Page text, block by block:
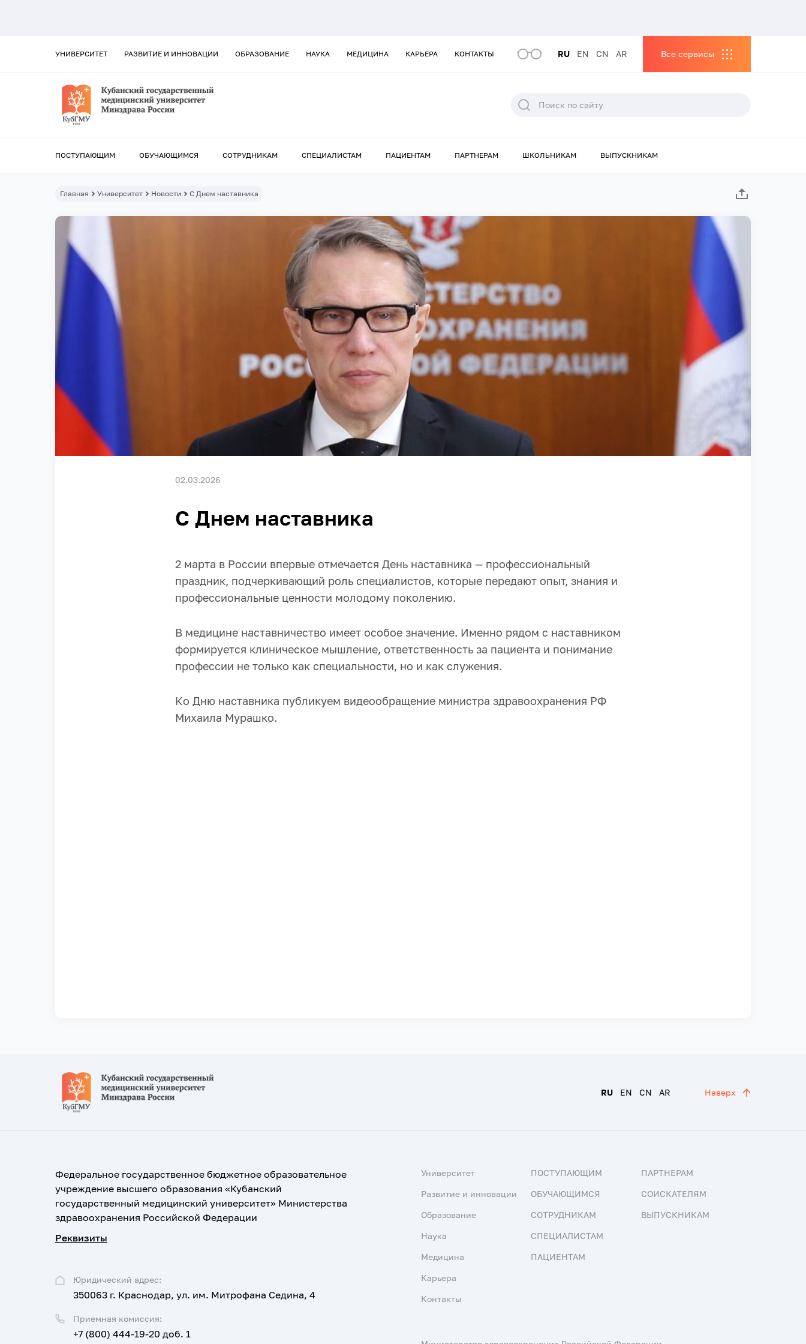
УНИВЕРСИТЕТ РАЗВИТИЕ И ИННОВАЦИИ ОБРАЗОВАНИЕ НАУКА МЕДИЦИНА КАРЬЕРА КОНТАКТЫ RU EN CN AR Все сервисы
ПОСТУПАЮЩИМ ОБУЧАЮЩИМСЯ СОТРУДНИКАМ СПЕЦИАЛИСТАМ ПАЦИЕНТАМ ПАРТНЕРАМ ШКОЛЬНИКАМ ВЫПУСКНИКАМ
Главная Университет Новости С Днем наставника
02.03.2026
С Днем наставника
2 марта в России впервые отмечается День наставника — профессиональный
праздник, подчеркивающий роль специалистов, которые передают опыт, знания и
профессиональные ценности молодому поколению.
В медицине наставничество имеет особое значение. Именно рядом с наставником
формируется клиническое мышление, ответственность за пациента и понимание
профессии не только как специальности, но и как служения.
Ко Дню наставника публикуем видеообращение министра здравоохранения РФ
Михаила Мурашко.
RU EN CN AR Наверх
Федеральное государственное бюджетное образовательное
учреждение высшего образования «Кубанский
государственный медицинский университет» Министерства
здравоохранения Российской Федерации
Реквизиты
Юридический адрес:
350063 г. Краснодар, ул. им. Митрофана Седина, 4
Приемная комиссия:
+7 (800) 444-19-20 доб. 1
Университет
Развитие и инновации
Образование
Наука
Медицина
Карьера
Контакты
ПОСТУПАЮЩИМ
ОБУЧАЮЩИМСЯ
СОТРУДНИКАМ
СПЕЦИАЛИСТАМ
ПАЦИЕНТАМ
ПАРТНЕРАМ
СОИСКАТЕЛЯМ
ВЫПУСКНИКАМ